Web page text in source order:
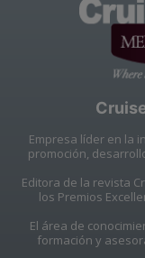
Empresa líder en la
promoción,
Editora de la revista
los Premios
El área de
formación y